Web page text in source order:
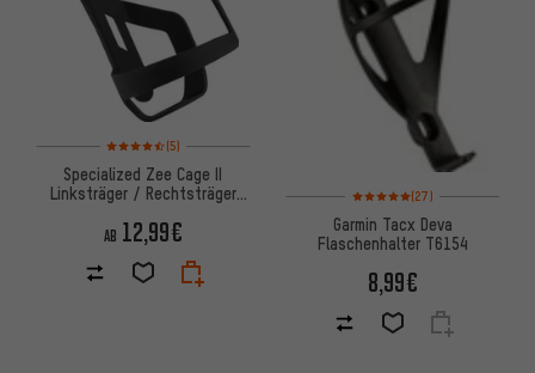
Bewertungen: 4,5 von 5 basierend auf 5 Bewertungen
(5)
Specialized Zee Cage II
Linksträger / Rechtsträger
AB 12,99€
Bewertungen: 5 von 5
(27)
Garmin Tacx Deva
Flaschenhalter T6154
8,99€